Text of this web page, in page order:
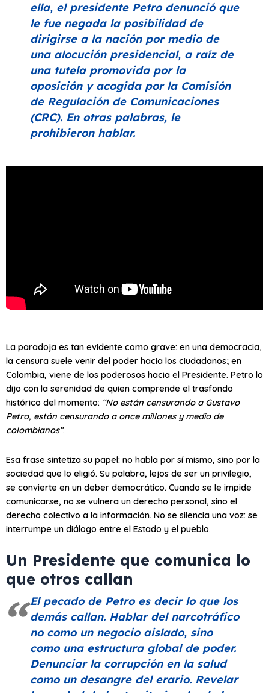
ella, el presidente Petro denunció que
le fue negada la posibilidad de
dirigirse a la nación por medio de
una alocución presidencial, a raíz de
una tutela promovida por la
oposición y acogida por la Comisión
de Regulación de Comunicaciones
(CRC). En otras palabras, le
prohibieron hablar.
La paradoja es tan evidente como grave: en una democracia,
la censura suele venir del poder hacia los ciudadanos; en
Colombia, viene de los poderosos hacia el Presidente. Petro lo
dijo con la serenidad de quien comprende el trasfondo
histórico del momento: “No están censurando a Gustavo
Petro, están censurando a once millones y medio de
colombianos”.
Esa frase sintetiza su papel: no habla por sí mismo, sino por la
sociedad que lo eligió. Su palabra, lejos de ser un privilegio,
se convierte en un deber democrático. Cuando se le impide
comunicarse, no se vulnera un derecho personal, sino el
derecho colectivo a la información. No se silencia una voz: se
interrumpe un diálogo entre el Estado y el pueblo.
Un Presidente que comunica lo
que otros callan
El pecado de Petro es decir lo que los
demás callan. Hablar del narcotráfico
no como un negocio aislado, sino
como una estructura global de poder.
Denunciar la corrupción en la salud
como un desangre del erario. Revelar